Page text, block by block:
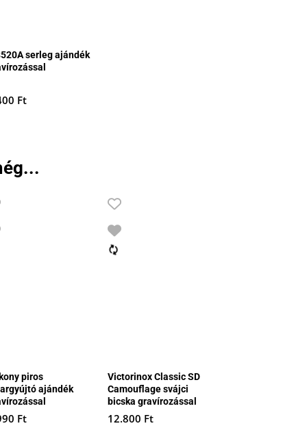
serleg ajándék
Ft
piros
ajándék
Ft
Victorinox Classic SD
Camouflage svájci
bicska gravírozással
12.800 Ft